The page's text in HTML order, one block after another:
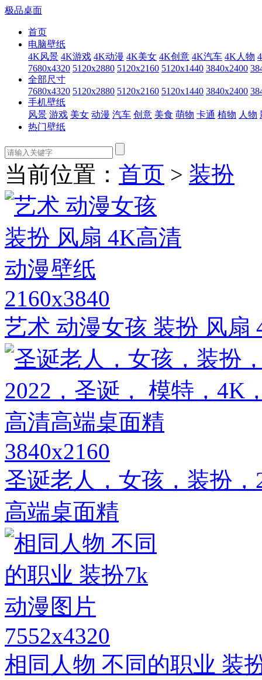
极品桌面
首页
电脑壁纸
4K风景 4K游戏 4K动漫 4K美女 4K创意 4K汽车 4K人物
7680x4320 5120x2880 5120x2160 5120x1440 3840x2400
全部尺寸
7680x4320 5120x2880 5120x2160 5120x1440 3840x2400
手机壁纸
风景 游戏 美女 动漫 汽车 创意 美食 萌物 卡通 植物 人物
热门壁纸
当前位置： 首页 > 装扮
2160x3840
艺术 动漫女孩 装扮 风扇
3840x2160
圣诞老人，女孩，装扮
高端桌面精
7552x4320
相同人物 不同的职业 装